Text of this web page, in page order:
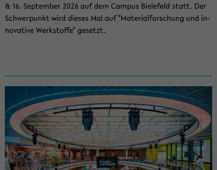
& 16. Sep­tem­ber 2026 auf dem Cam­pus Bie­le­feld statt. Der
Schwer­punkt wird die­ses Mal auf "Ma­te­ri­al­for­schung und in­
no­va­ti­ve Werk­stof­fe" ge­setzt.